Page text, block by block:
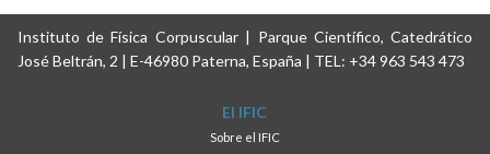
Instituto de Física Corpuscular | Parque Científico, Catedrático
José Beltrán, 2 | E-46980 Paterna, España | TEL: +34 963 543 473
El IFIC
Sobre el IFIC